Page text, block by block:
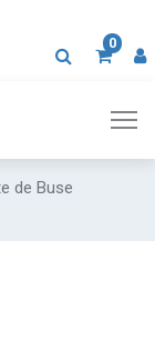
0
de Buse